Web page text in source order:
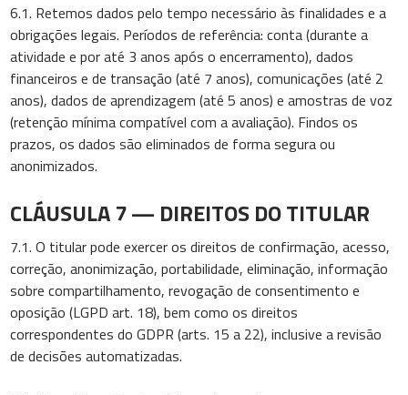
6.1. Retemos dados pelo tempo necessário às finalidades e a
obrigações legais. Períodos de referência: conta (durante a
atividade e por até 3 anos após o encerramento), dados
financeiros e de transação (até 7 anos), comunicações (até 2
anos), dados de aprendizagem (até 5 anos) e amostras de voz
(retenção mínima compatível com a avaliação). Findos os
prazos, os dados são eliminados de forma segura ou
anonimizados.
CLÁUSULA 7 — DIREITOS DO TITULAR
7.1. O titular pode exercer os direitos de confirmação, acesso,
correção, anonimização, portabilidade, eliminação, informação
sobre compartilhamento, revogação de consentimento e
oposição (LGPD art. 18), bem como os direitos
correspondentes do GDPR (arts. 15 a 22), inclusive a revisão
de decisões automatizadas.